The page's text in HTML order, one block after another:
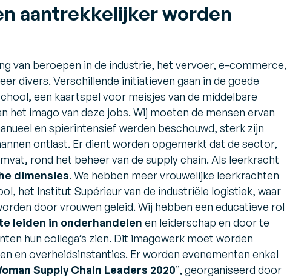
aantrekkelijker worden
van beroepen in de industrie, het vervoer, e-commerce,
divers. Verschillende initiatieven gaan in de goede
een kaartspel voor meisjes van de middelbare
het imago van deze jobs. Wij moeten de mensen ervan
en spierintensief werden beschouwd, sterk zijn
ontlast. Er dient worden opgemerkt dat de sector,
rond het beheer van de supply chain. Als leerkracht
dimensies. We hebben meer vrouwelijke leerkrachten
het Institut Supérieur van de industriële logistiek, waar
door vrouwen geleid. Wij hebben een educatieve rol
leiden in onderhandelen en leiderschap en door te
hun collega’s zien. Dit imagowerk moet worden
en overheidsinstanties. Er worden evenementen enkel
Supply Chain Leaders 2020”, georganiseerd door